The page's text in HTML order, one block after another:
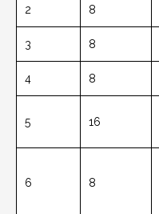
2 8
3 8
4 8
5 16
6 8